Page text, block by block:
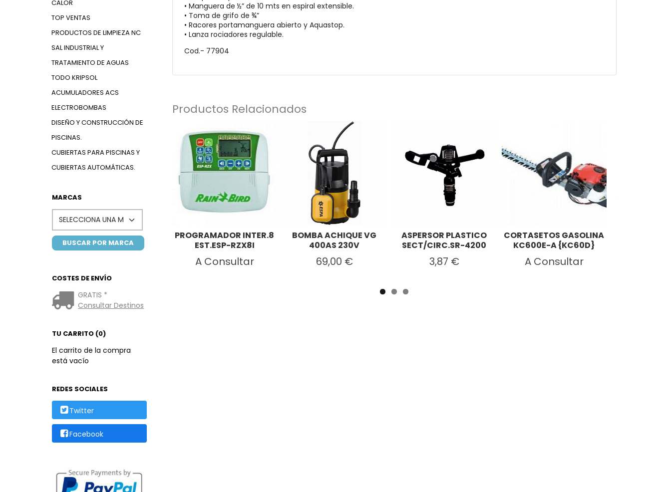
CALOR
TOP VENTAS
PRODUCTOS DE LIMPIEZA NC
SAL INDUSTRIAL Y
TRATAMIENTO DE AGUAS
TODO KRIPSOL
ACUMULADORES ACS
ELECTROBOMBAS
DISEÑO Y CONSTRUCCIÓN DE
PISCINAS.
CUBIERTAS PARA PISCINAS Y
CUBIERTAS AUTOMÁTICAS.
MARCAS
COSTES DE ENVÍO
GRATIS *
Consultar Destinos
TU CARRITO (0)
El carrito de la compra
está vacío
REDES SOCIALES
Twitter
Facebook
• Manguera de ½” de 10 mts en espiral extensible.
• Toma de grifo de ¾”
• Racores portamanguera abierto y Aquastop.
• Lanza rociadores regulable.
Cod.- 77904
Productos Relacionados
PROGRAMADOR INTER.8
EST.ESP-RZX8I
A Consultar
BOMBA ACHIQUE VG
400AS 230V
69,00 €
ASPERSOR PLASTICO
SECT/CIRC.SR-4200
3,87 €
CORTASETOS GASOLINA
KC600E-A {KC60D}
A Consultar